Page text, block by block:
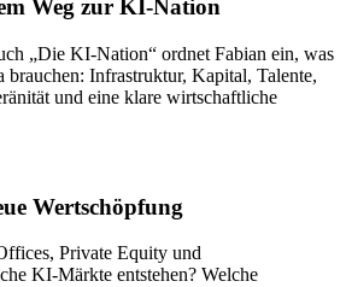
Weg zur KI-Nation
„Die KI-Nation“ ordnet Fabian ein, was
brauchen: Infrastruktur, Kapital, Talente,
und eine klare wirtschaftliche
Wertschöpfung
Private Equity und
KI-Märkte entstehen? Welche